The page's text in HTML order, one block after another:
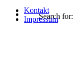
Search for:
Kontakt
Impressum